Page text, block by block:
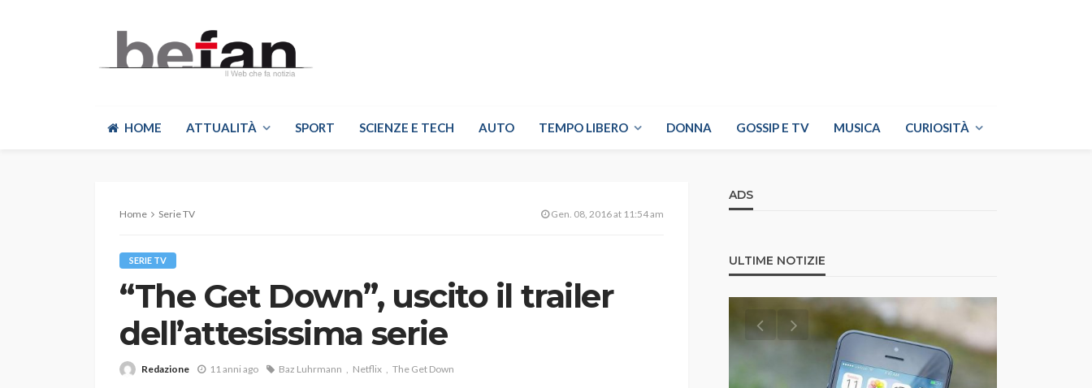
HOME ATTUALITÀ SPORT SCIENZE E TECH AUTO TEMPO LIBERO DONNA GOSSIP E TV MUSICA CURIOSITÀ
Home Serie TV Gen. 08, 2016 at 11:54 am
SERIE TV
“The Get Down”, uscito il trailer
dell’attesissima serie
Redazione 11 anni ago Baz Luhrmann Netflix The Get Down
ADS
ULTIME NOTIZIE